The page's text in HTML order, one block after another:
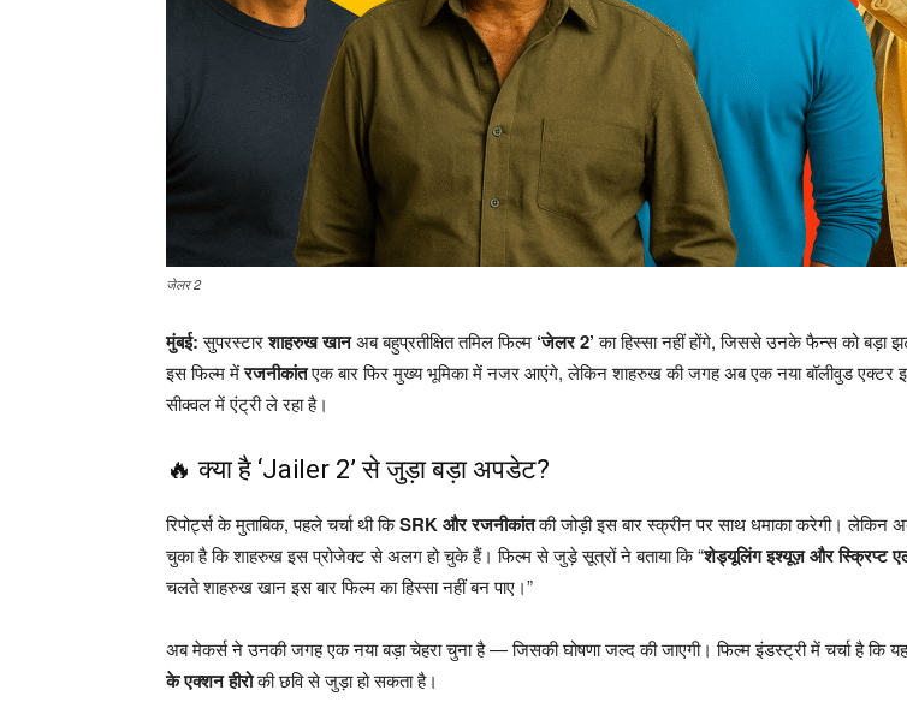
जेलर 2
मुंबई:सुपरस्टारशाहरुख खानअब बहुप्रतीक्षित तमिल फिल्म ‘जेलर 2’का हिस्सा नहीं होंगे, जिससे उनके फैन्स को बड़ा
इस फिल्म मेंरजनीकांतएक बार फिर मुख्य भूमिका में नजर आएंगे, लेकिन शाहरुख की जगह अब एक नया बॉलीवुड एक्टर
सीक्वल में एंट्री ले रहा है।
🔥 क्या है ‘Jailer 2’ से जुड़ा बड़ा अपडेट?
रिपोर्ट्स के मुताबिक, पहले चर्चा थी किSRK और रजनीकांतकी जोड़ी इस बार स्क्रीन पर साथ धमाका करेगी। लेकिन
चुका है कि शाहरुख इस प्रोजेक्ट से अलग हो चुके हैं। फिल्म से जुड़े सूत्रों ने बताया कि “शेड्यूलिंग इश्यूज़ और स्क्रिप्ट
चलते शाहरुख खान इस बार फिल्म का हिस्सा नहीं बन पाए।”
अब मेकर्स ने उनकी जगह एक नया बड़ा चेहरा चुना है — जिसकी घोषणा जल्द की जाएगी। फिल्म इंडस्ट्री में चर्चा है कि
के एक्शन हीरोकी छवि से जुड़ा हो सकता है।